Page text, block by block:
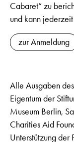
Cabaret“ zu
und kann
zur Anmeldung
Alle Ausgaben
Eigentum der
Museum Berlin,
Charities Aid
Unterstützung der